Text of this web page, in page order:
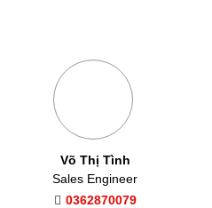
Võ Thị Tình
Sales Engineer
0362870079